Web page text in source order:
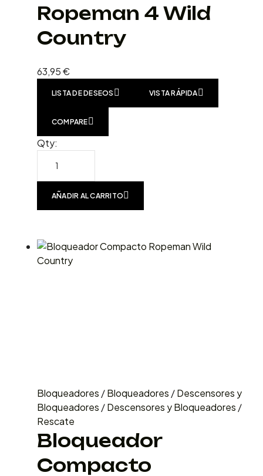
Ropeman 4 Wild
Country
63,95€
LISTA DE DESEOS VISTA RÁPIDA
COMPARE
Qty:
AÑADIR AL CARRITO
Bloqueadores /Bloqueadores /Descensores y
Bloqueadores /Descensores y Bloqueadores /
Rescate
Bloqueador
Compacto